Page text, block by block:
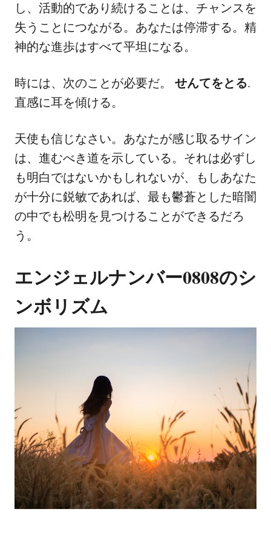
し、活動的であり続けることは、チャンスを
失うことにつながる。あなたは停滞する。精
神的な進歩はすべて平坦になる。
時には、次のことが必要だ。 せんてをとる.
直感に耳を傾ける。
天使も信じなさい。あなたが感じ取るサイン
は、進むべき道を示している。それは必ずし
も明白ではないかもしれないが、もしあなた
が十分に鋭敏であれば、最も鬱蒼とした暗闇
の中でも松明を見つけることができるだろ
う。
エンジェルナンバー0808のシ
ンボリズム